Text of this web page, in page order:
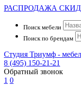
РАСПРОДАЖА
Поиск мебели
Поиск по брендам
Студия Триумф -
8 (495) 150-21-21
Обратный звонок
1 0